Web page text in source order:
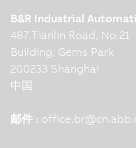
B&R Industrial
487 Tianlin Road, No.21
Building, Gems Park
200233 Shanghai
中国
邮件 : office.br@